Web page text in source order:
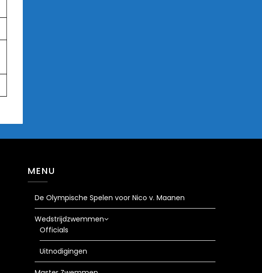
MENU
De Olympische Spelen voor Nico v. Maanen
Wedstrijdzwemmen
Officials
Uitnodigingen